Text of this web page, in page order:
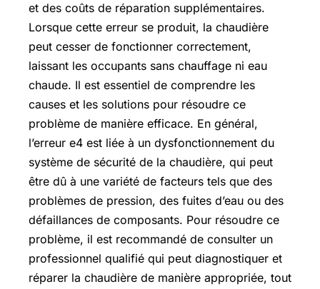
et des coûts de réparation supplémentaires.
Lorsque cette erreur se produit, la chaudière
peut cesser de fonctionner correctement,
laissant les occupants sans chauffage ni eau
chaude. Il est essentiel de comprendre les
causes et les solutions pour résoudre ce
problème de manière efficace. En général,
l’erreur e4 est liée à un dysfonctionnement du
système de sécurité de la chaudière, qui peut
être dû à une variété de facteurs tels que des
problèmes de pression, des fuites d’eau ou des
défaillances de composants. Pour résoudre ce
problème, il est recommandé de consulter un
professionnel qualifié qui peut diagnostiquer et
réparer la chaudière de manière appropriée, tout